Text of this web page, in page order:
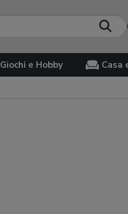
Giochi e Hobby Casa